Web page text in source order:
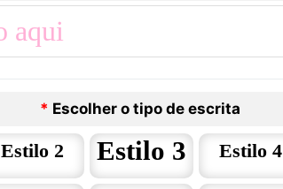
* Escolher o tipo de escrita
Estilo 2 Estilo 3 Estilo 4